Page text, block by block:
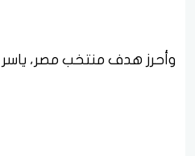
وأحرز هدف منتخب مصر، ياسر